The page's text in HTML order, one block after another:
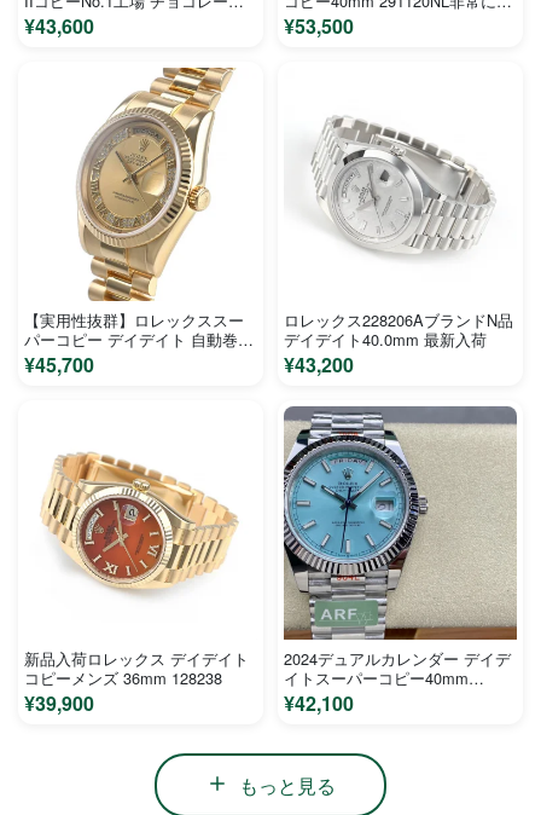
218235
¥43,600
沢があり
¥53,500
【実用性抜群】ロレックススー
パーコピー デイデイト 自動巻き
118238MR
¥45,700
ロレックス228206AブランドN品
デイデイト40.0mm 最新入荷
¥43,200
新品入荷ロレックス デイデイト
コピーメンズ 36mm 128238
¥39,900
2024デュアルカレンダー デイデ
イトスーパーコピー40mm
R2920220
¥42,100
もっと見る